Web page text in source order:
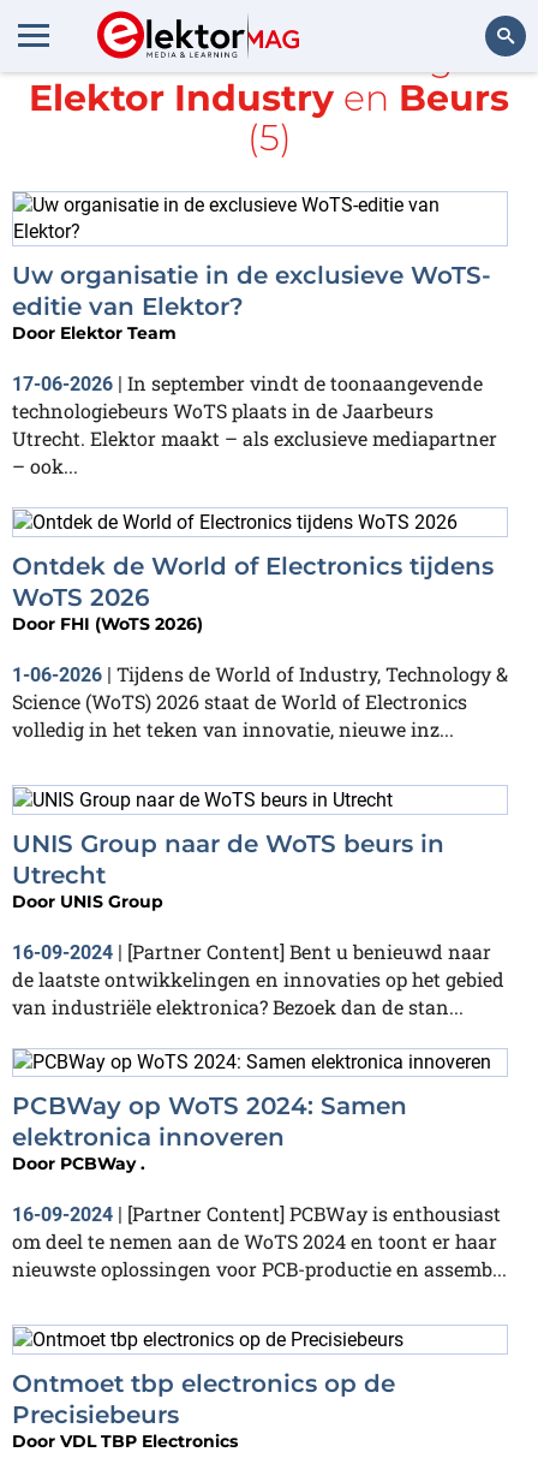
Zoeken
Alle items met de tags
Elektor Industry en Beurs
(5)
Uw organisatie in de exclusieve WoTS-
editie van Elektor?
Door Elektor Team
17-06-2026 | In september vindt de toonaangevende
technologiebeurs WoTS plaats in de Jaarbeurs
Utrecht. Elektor maakt – als exclusieve mediapartner
– ook...
Ontdek de World of Electronics tijdens
WoTS 2026
Door FHI (WoTS 2026)
1-06-2026 | Tijdens de World of Industry, Technology &
Science (WoTS) 2026 staat de World of Electronics
volledig in het teken van innovatie, nieuwe inz...
UNIS Group naar de WoTS beurs in
Utrecht
Door UNIS Group
16-09-2024 | [Partner Content] Bent u benieuwd naar
de laatste ontwikkelingen en innovaties op het gebied
van industriële elektronica? Bezoek dan de stan...
PCBWay op WoTS 2024: Samen
elektronica innoveren
Door PCBWay .
16-09-2024
[Partner Content] PCBWay is enthousiast
om deel te nemen aan de WoTS 2024 en toont er haar
nieuwste oplossingen voor PCB-productie en assemb...
Ontmoet tbp electronics op de
Precisiebeurs
Door VDL TBP Electronics